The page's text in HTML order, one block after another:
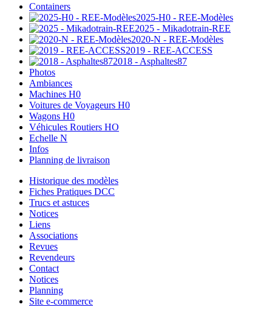
Containers
2025-H0 - REE-Modèles
2025 - Mikadotrain-REE
2020-N - REE-Modèles
2019 - REE-ACCESS
2018 - Asphaltes87
Photos
Ambiances
Machines H0
Voitures de Voyageurs H0
Wagons H0
Véhicules Routiers HO
Echelle N
Infos
Planning de livraison
Historique des modèles
Fiches Pratiques DCC
Trucs et astuces
Notices
Liens
Associations
Revues
Revendeurs
Contact
Notices
Planning
Site e-commerce